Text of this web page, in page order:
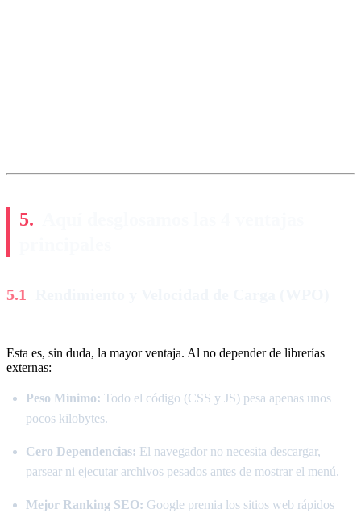
Esta es, sin duda, la mayor ventaja. Al no depender de librerías
externas:
Peso Mínimo: Todo el código (CSS y JS) pesa apenas unos
pocos kilobytes.
Cero Dependencias: El navegador no necesita descargar,
parsear ni ejecutar archivos pesados antes de mostrar el menú.
Mejor Ranking SEO: Google premia los sitios web rápidos